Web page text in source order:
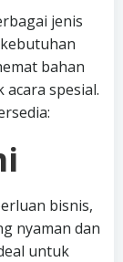
jenis
bahan
spesial.
bisnis,
nyaman dan
untuk